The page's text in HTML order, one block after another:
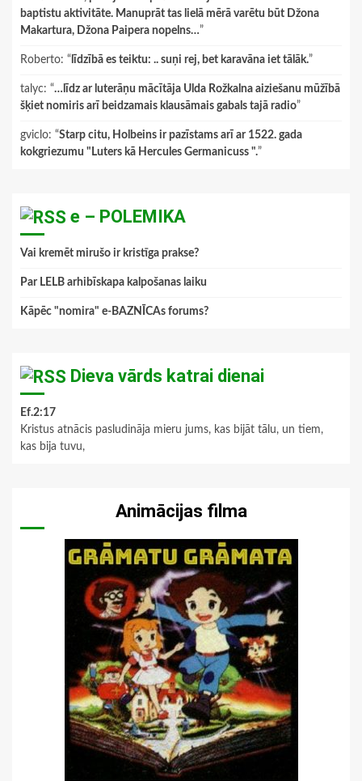
baptistu aktivitāte. Manuprāt tas lielā mērā varētu būt Džona
Makartura, Džona Paipera nopelns…”
Roberto: “ līdzībā es teiktu: .. suņi rej, bet karavāna iet tālāk.”
talyc: “…līdz ar luterāņu mācītāja Ulda Rožkalna aiziešanu mūžībā
šķiet nomiris arī beidzamais klausāmais gabals tajā radio”
gviclo: “Starp citu, Holbeins ir pazīstams arī ar 1522. gada
kokgriezumu "Luters kā Hercules Germanicuss ".”
e – POLEMIKA
Vai kremēt mirušo ir kristīga prakse?
Par LELB arhibīskapa kalpošanas laiku
Kāpēc "nomira" e-BAZNĪCAs forums?
Dieva vārds katrai dienai
Ef.2:17
Kristus atnācis pasludināja mieru jums, kas bijāt tālu, un tiem,
kas bija tuvu,
Animācijas filma